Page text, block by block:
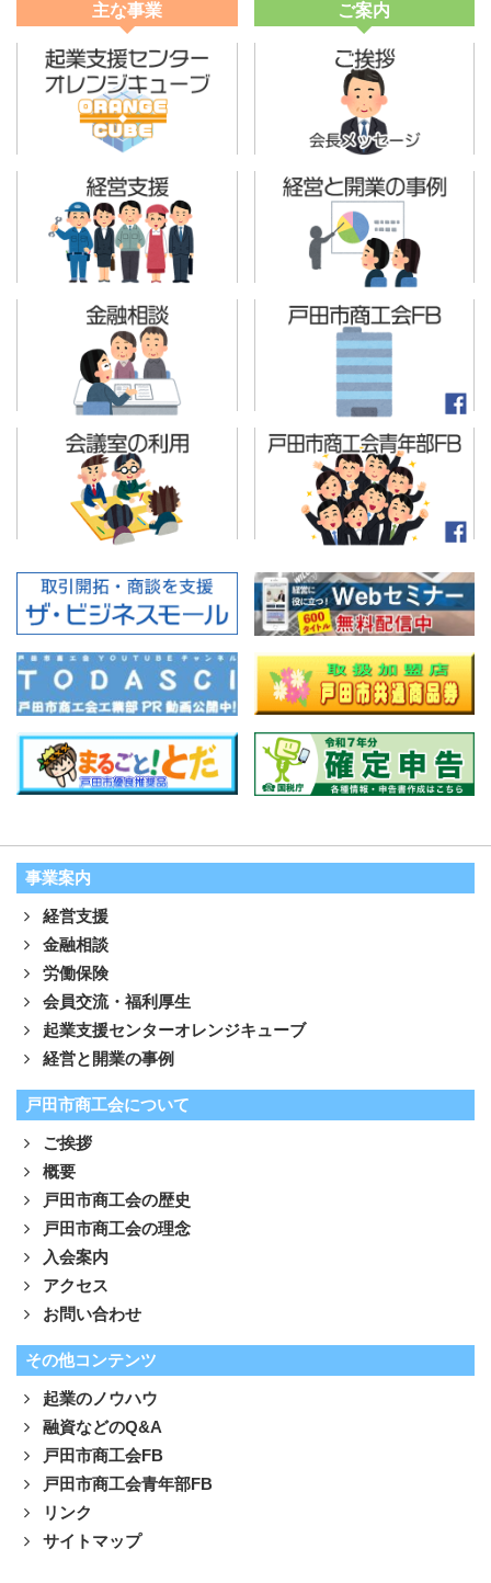
主な事業 ご案内
事業案内
経営支援
金融相談
労働保険
会員交流・福利厚生
起業支援センターオレンジキューブ
経営と開業の事例
戸田市商工会について
ご挨拶
概要
戸田市商工会の歴史
戸田市商工会の理念
入会案内
アクセス
お問い合わせ
その他コンテンツ
起業のノウハウ
融資などのQ&A
戸田市商工会FB
戸田市商工会青年部FB
リンク
サイトマップ